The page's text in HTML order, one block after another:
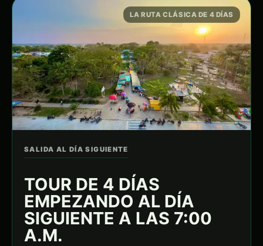
LA RUTA CLÁSICA DE 4 DÍAS
SALIDA AL DÍA SIGUIENTE
TOUR DE 4 DÍAS
EMPEZANDO AL DÍA
SIGUIENTE A LAS 7:00
A.M.